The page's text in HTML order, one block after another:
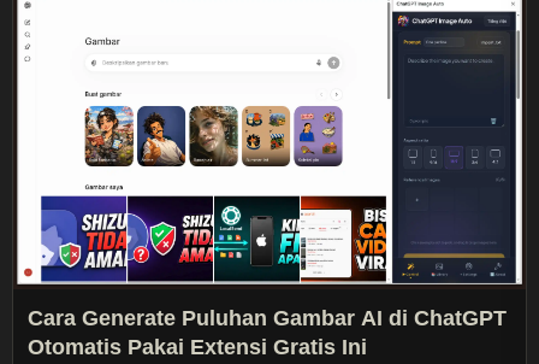
Cara Generate Puluhan Gambar AI di ChatGPT
Otomatis Pakai Extensi Gratis Ini